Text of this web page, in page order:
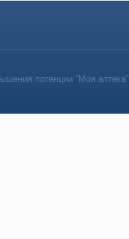
потенции “Моя